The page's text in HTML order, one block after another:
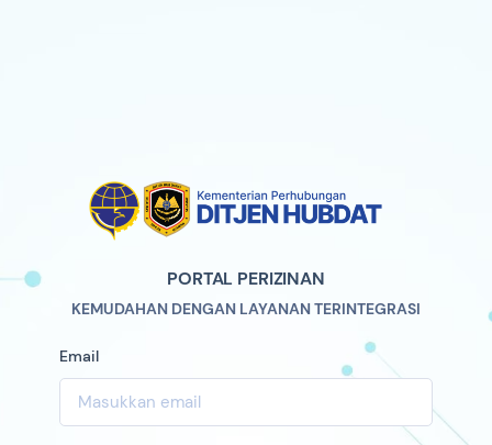
PORTAL PERIZINAN
KEMUDAHAN DENGAN LAYANAN TERINTEGRASI
Email